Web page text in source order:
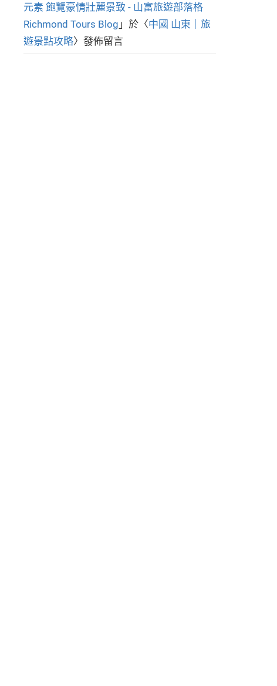
元素 飽覽豪情壯麗景致 - 山富旅遊部落格
Richmond Tours Blog 」於〈中國 山東｜旅
遊景點攻略〉發佈留言